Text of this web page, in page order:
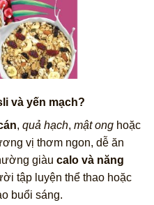
và yến mạch?
, quả hạch, mật ong hoặc
vị thơm ngon, dễ ăn
giàu calo và năng
tập luyện thể thao hoặc
buổi sáng.